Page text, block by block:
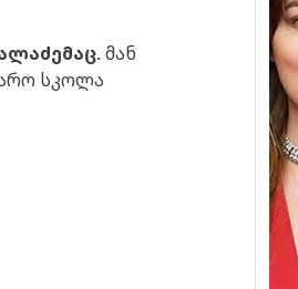
. მან
სკოლა